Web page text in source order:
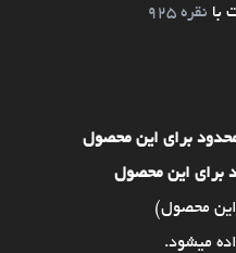
با نقره 925
برای این محصول
برای این محصول
این محصول)
میشود.